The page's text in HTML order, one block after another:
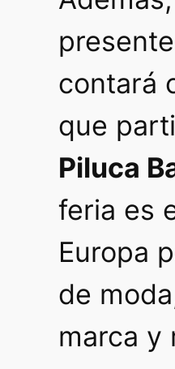
contará
que
Piluca
feria es
Europa
de
marca y